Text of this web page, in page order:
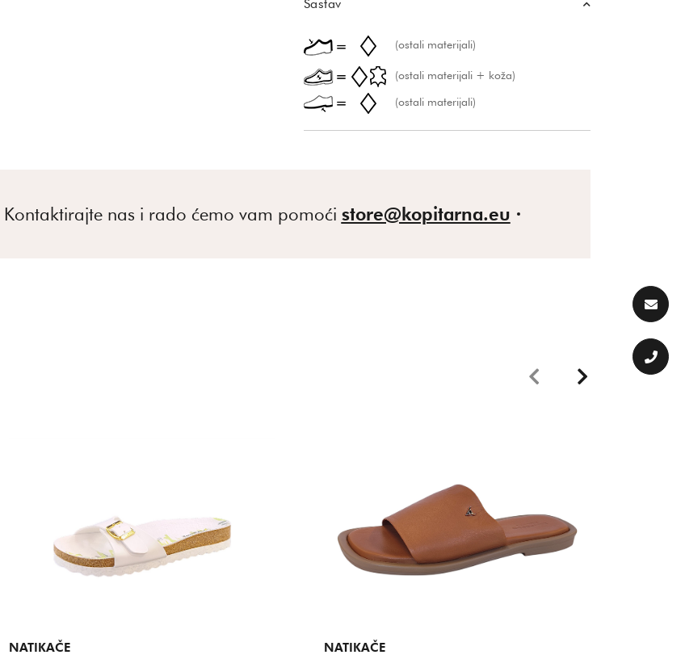
Sastav
(ostali materijali)
(ostali materijali + koža)
(ostali materijali)
Kontaktirajte nas i rado ćemo vam pomoći store@kopitarna.eu
NATIKAČE NATIKAČE